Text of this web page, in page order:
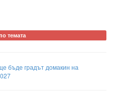
темата
бъде градът домакин на